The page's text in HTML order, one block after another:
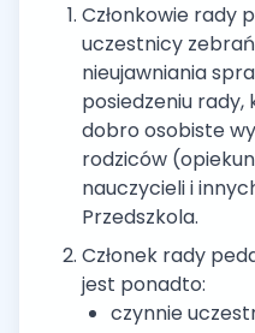
Członkowie rady
uczestnicy
nieujawniania
posiedzeniu
dobro osobiste
rodziców
nauczycieli i
Przedszkola.
Członek rady
jest ponadto:
czynnie